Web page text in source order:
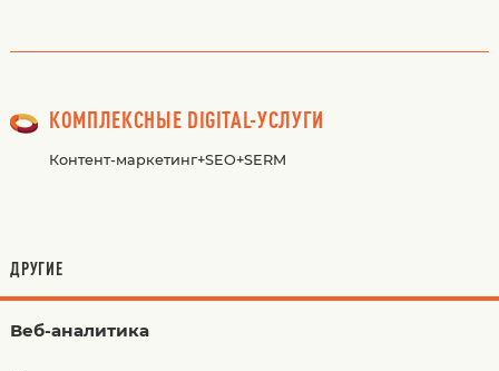
КОМПЛЕКСНЫЕ DIGITAL-УСЛУГИ
Контент-маркетинг+SEO+SERM
ДРУГИЕ
Веб-аналитика